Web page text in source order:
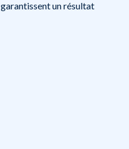
un résultat